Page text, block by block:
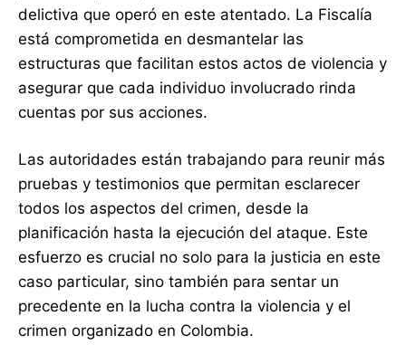
delictiva que operó en este atentado. La Fiscalía
está comprometida en desmantelar las
estructuras que facilitan estos actos de violencia y
asegurar que cada individuo involucrado rinda
cuentas por sus acciones.
Las autoridades están trabajando para reunir más
pruebas y testimonios que permitan esclarecer
todos los aspectos del crimen, desde la
planificación hasta la ejecución del ataque. Este
esfuerzo es crucial no solo para la justicia en este
caso particular, sino también para sentar un
precedente en la lucha contra la violencia y el
crimen organizado en Colombia.